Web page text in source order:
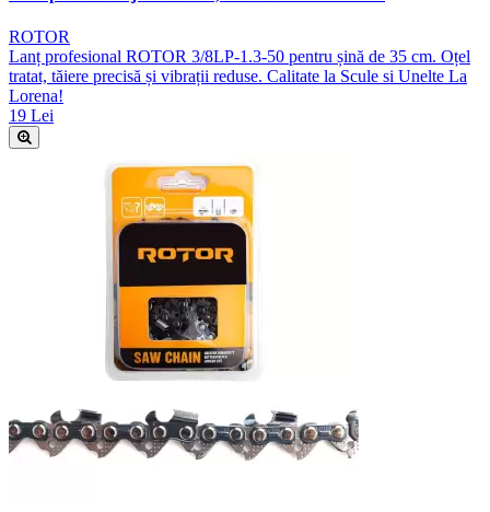
ROTOR
Lanț profesional ROTOR 3/8LP-1.3-50 pentru șină de 35 cm. Oțel
tratat, tăiere precisă și vibrații reduse. Calitate la Scule si Unelte La
Lorena!
19 Lei